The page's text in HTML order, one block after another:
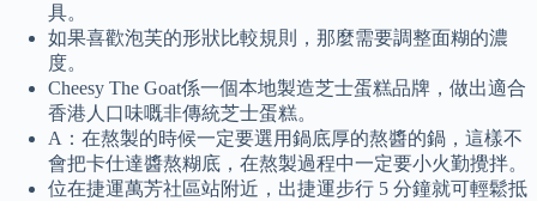
具。
如果喜歡泡芙的形狀比較規則，那麼需要調整面糊的濃
度。
Cheesy The Goat係一個本地製造芝士蛋糕品牌，做出適合
香港人口味嘅非傳統芝士蛋糕。
A：在熬製的時候一定要選用鍋底厚的熬醬的鍋，這樣不
會把卡仕達醬熬糊底，在熬製過程中一定要小火勤攪拌。
位在捷運萬芳社區站附近，出捷運步行 5 分鐘就可輕鬆抵